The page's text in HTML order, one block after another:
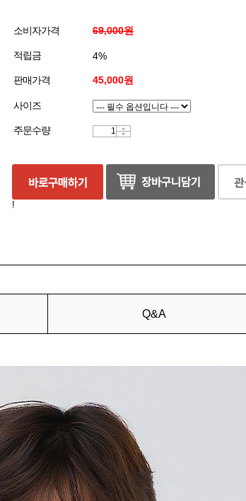
소비자가격 69,000원
적립금 4%
판매가격 45,000원
사이즈
주문수량
!
Q&A